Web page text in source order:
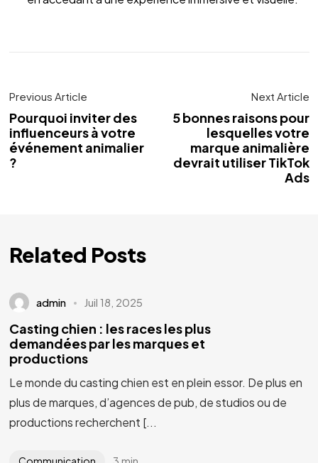
Previous Article
Pourquoi inviter des
influenceurs à votre
événement animalier
?
Next Article
5 bonnes raisons pour
lesquelles votre
marque animalière
devrait utiliser TikTok
Ads
Related Posts
admin Juil 18, 2025
Casting chien : les races les plus
demandées par les marques et
productions
Le monde du casting chien est en plein essor. De plus en
plus de marques, d’agences de pub, de studios ou de
productions recherchent [...